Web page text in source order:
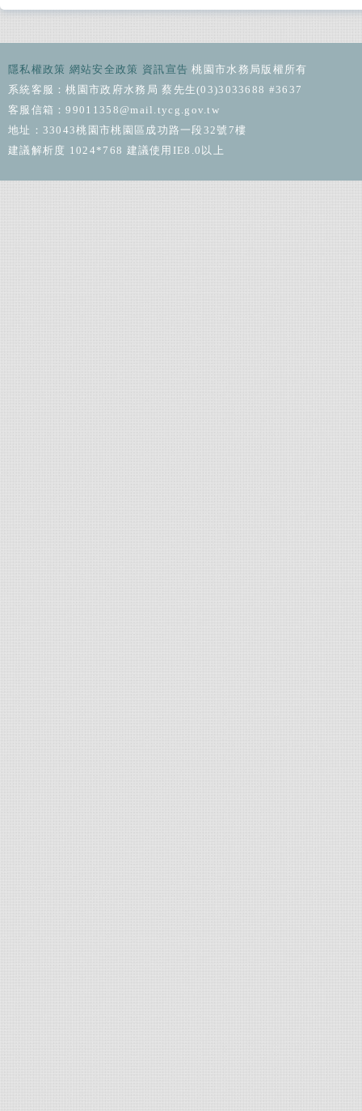
隱私權政策 網站安全政策 資訊宣告 桃園市水務局版權所有
系統客服：桃園市政府水務局 蔡先生(03)3033688 #3637
客服信箱：99011358@mail.tycg.gov.tw
地址：33043桃園市桃園區成功路一段32號7樓
建議解析度 1024*768 建議使用IE8.0以上